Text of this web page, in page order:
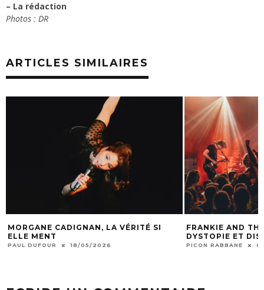
– La rédaction
Photos : DR
ARTICLES SIMILAIRES
SI
FRANKIE AND THE WITCH FINGERS :
DYSTOPIE ET DISTO-PUNK
PICON RABBANE
THÉA :
PICON